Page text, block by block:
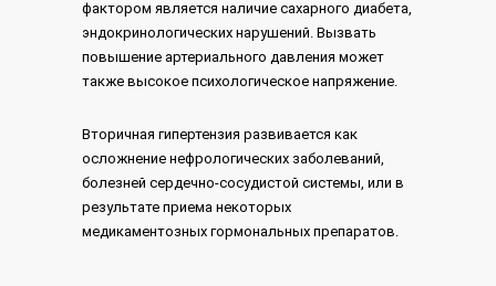
фактором является наличие сахарного диабета,
эндокринологических нарушений. Вызвать
повышение артериального давления может
также высокое психологическое напряжение.
Вторичная гипертензия развивается как
осложнение нефрологических заболеваний,
болезней сердечно-сосудистой системы, или в
результате приема некоторых
медикаментозных гормональных препаратов.